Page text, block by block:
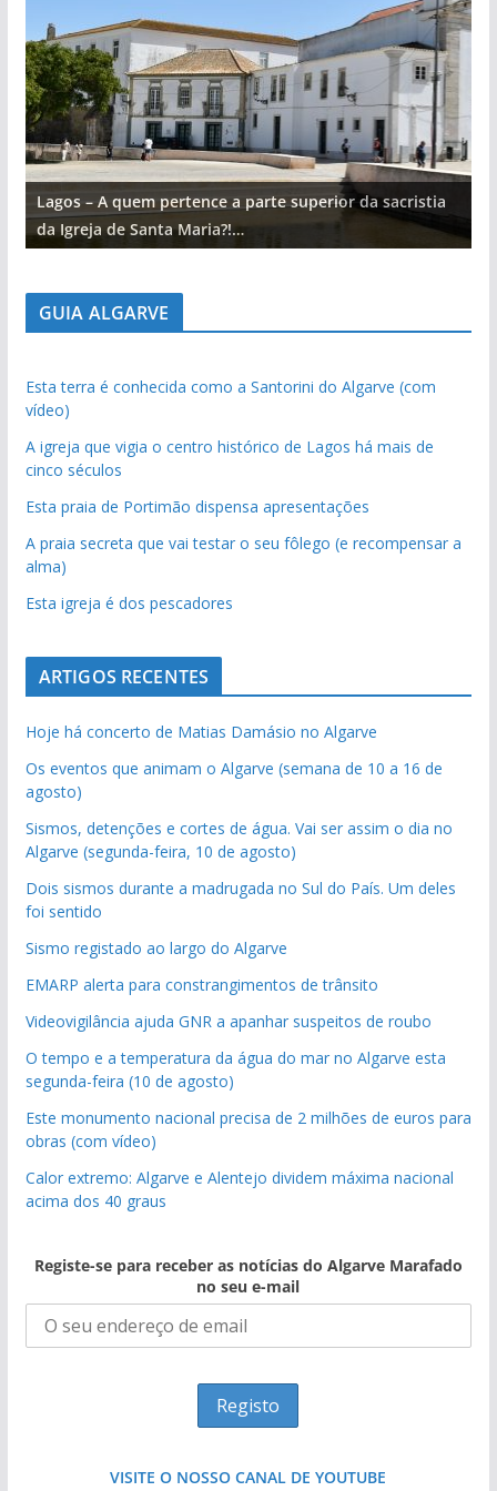
Lagos – A quem pertence a parte superior da sacristia
da Igreja de Santa Maria?!…
GUIA ALGARVE
Esta terra é conhecida como a Santorini do Algarve (com
vídeo)
A igreja que vigia o centro histórico de Lagos há mais de
cinco séculos
Esta praia de Portimão dispensa apresentações
A praia secreta que vai testar o seu fôlego (e recompensar a
alma)
Esta igreja é dos pescadores
ARTIGOS RECENTES
Hoje há concerto de Matias Damásio no Algarve
Os eventos que animam o Algarve (semana de 10 a 16 de
agosto)
Sismos, detenções e cortes de água. Vai ser assim o dia no
Algarve (segunda-feira, 10 de agosto)
Dois sismos durante a madrugada no Sul do País. Um deles
foi sentido
Sismo registado ao largo do Algarve
EMARP alerta para constrangimentos de trânsito
Videovigilância ajuda GNR a apanhar suspeitos de roubo
O tempo e a temperatura da água do mar no Algarve esta
segunda-feira (10 de agosto)
Este monumento nacional precisa de 2 milhões de euros para
obras (com vídeo)
Calor extremo: Algarve e Alentejo dividem máxima nacional
acima dos 40 graus
Registe-se para receber as notícias do Algarve Marafado
no seu e-mail
VISITE O NOSSO CANAL DE YOUTUBE